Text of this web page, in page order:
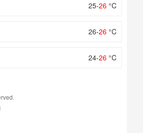
25-26 °C
26-26 °C
24-26 °C